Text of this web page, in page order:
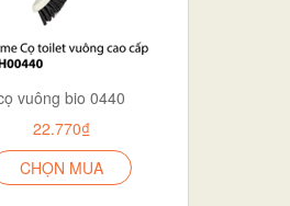
vuông bio 0440
22.770₫
CHỌN MUA